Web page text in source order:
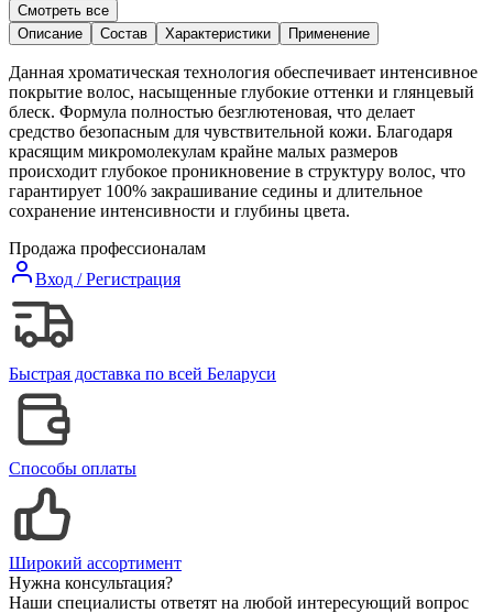
Смотреть все
Описание
Состав Характеристики Применение
Данная хроматическая технология обеспечивает интенсивное
покрытие волос, насыщенные глубокие оттенки и глянцевый
блеск. Формула полностью безглютеновая, что делает
средство безопасным для чувствительной кожи. Благодаря
красящим микромолекулам крайне малых размеров
происходит глубокое проникновение в структуру волос, что
гарантирует 100% закрашивание седины и длительное
сохранение интенсивности и глубины цвета.
Продажа профессионалам
Вход / Регистрация
Быстрая доставка по всей Беларуси
Способы оплаты
Широкий ассортимент
Нужна консультация?
Наши специалисты ответят на любой интересующий вопрос